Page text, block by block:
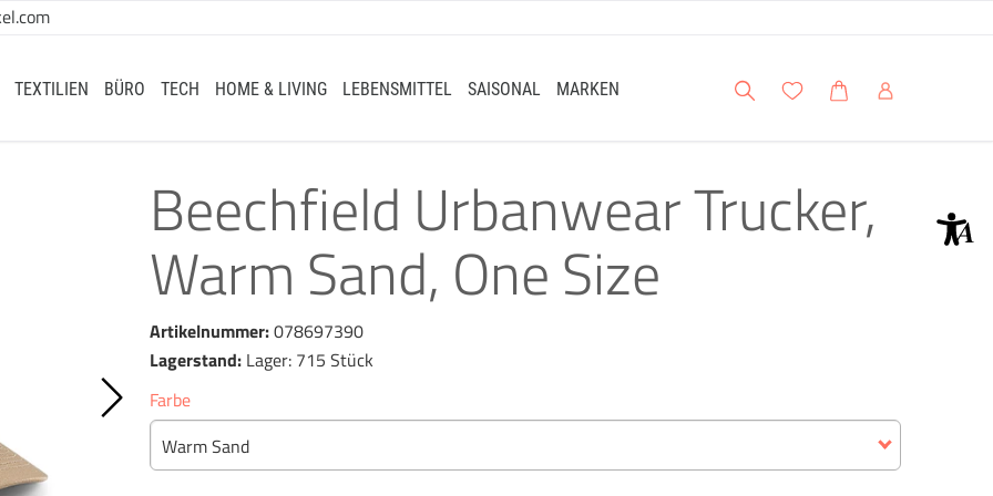
TEXTILIEN BÜRO TECH HOME & LIVING LEBENSMITTEL SAISONAL MARKEN Suche Meine Wunschliste
WarenkorbMein Account
Beechfield Urbanwear Trucker,
Warm Sand, One Size
Artikelnummer:078697390
Lagerstand: Lager: 715 Stück
Farbe
Warm Sand